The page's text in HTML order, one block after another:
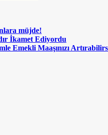
müjde!
İkamet Ediyordu
Emekli Maaşınızı